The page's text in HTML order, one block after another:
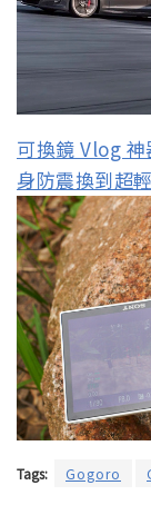
可換鏡 Vlog
身防震換到超
Tags: Gogoro